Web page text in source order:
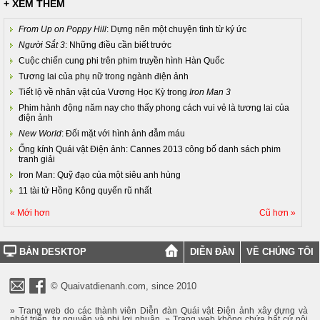
+ XEM THÊM
From Up on Poppy Hill: Dựng nên một chuyện tình từ ký ức
Người Sắt 3: Những điều cần biết trước
Cuộc chiến cung phi trên phim truyền hình Hàn Quốc
Tương lai của phụ nữ trong ngành điện ảnh
Tiết lộ về nhân vật của Vương Học Kỳ trong Iron Man 3
Phim hành động năm nay cho thấy phong cách vui vẻ là tương lai của
điện ảnh
New World: Đối mặt với hình ảnh đẫm máu
Ống kính Quái vật Điện ảnh: Cannes 2013 công bố danh sách phim
tranh giải
Iron Man: Quỹ đạo của một siêu anh hùng
11 tài tử Hồng Kông quyến rũ nhất
« Mới hơn Cũ hơn »
BẢN DESKTOP DIỄN ĐÀN VỀ CHÚNG TÔI
© Quaivatdienanh.com, since 2010
» Trang web do các thành viên Diễn đàn Quái vật Điện ảnh xây dựng và